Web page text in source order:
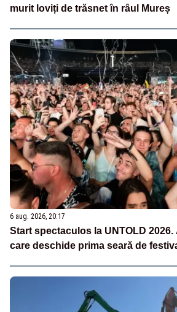
murit loviți de trăsnet în râul Mureș
6 aug. 2026, 20:17
Start spectaculos la UNTOLD
care deschide prima seară de